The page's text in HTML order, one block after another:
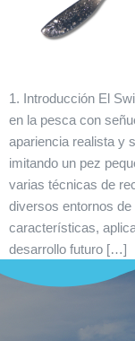
1. Introducción El
en la pesca con
apariencia realista y
imitando un pez
varias técnicas de
diversos entornos
características,
desarrollo futuro […]